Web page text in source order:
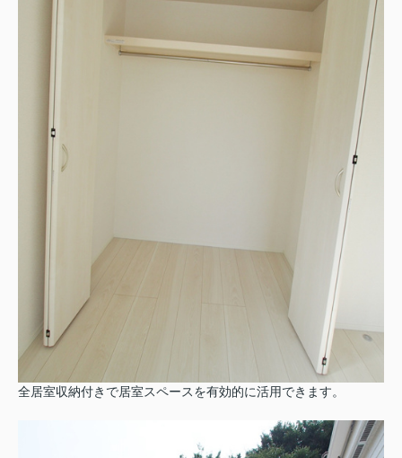
全居室収納付きで居室スペースを有効的に活用できます。